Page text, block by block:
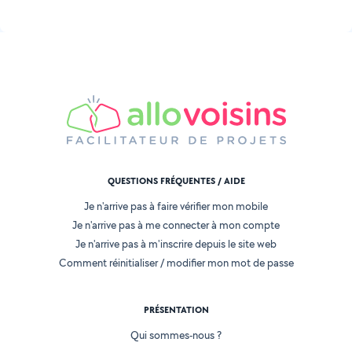
QUESTIONS FRÉQUENTES / AIDE
Je n'arrive pas à faire vérifier mon mobile
Je n'arrive pas à me connecter à mon compte
Je n'arrive pas à m'inscrire depuis le site web
Comment réinitialiser / modifier mon mot de passe
PRÉSENTATION
Qui sommes-nous ?